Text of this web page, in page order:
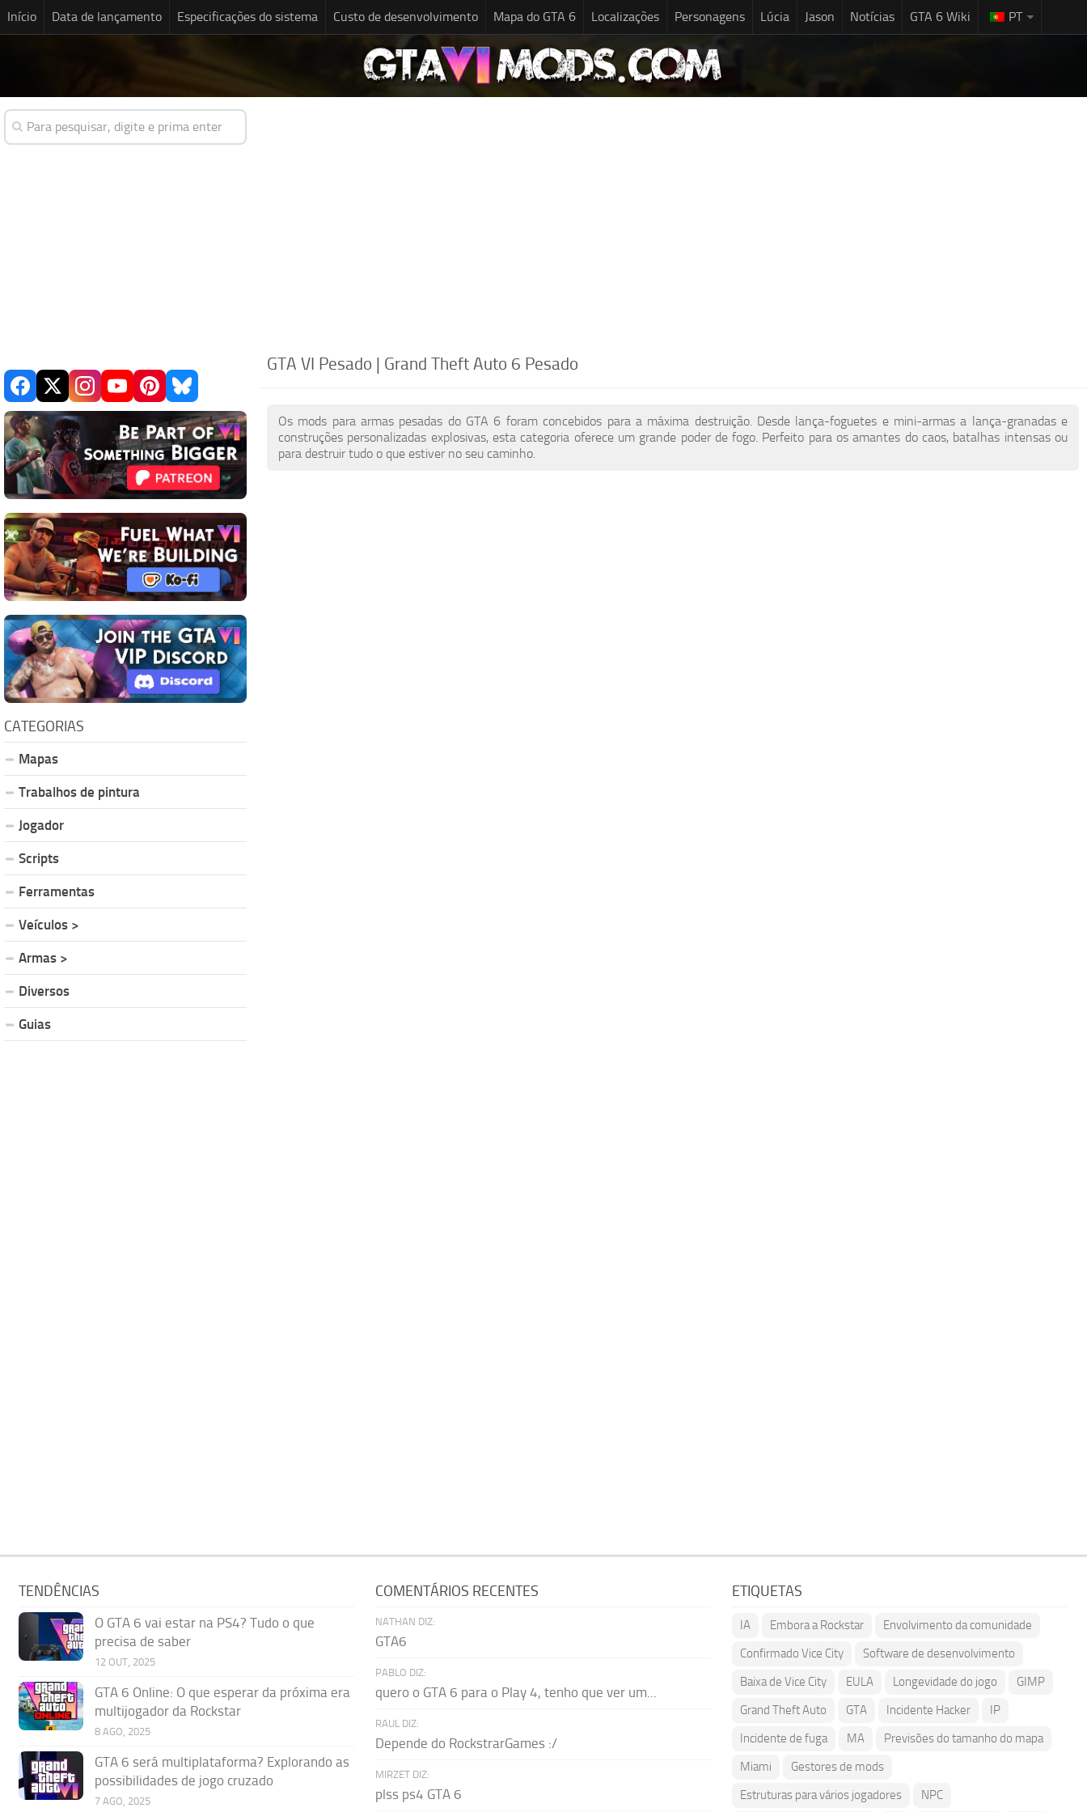
Início Data de lançamento Especificações do sistema Custo de desenvolvimento Mapa do GTA 6 Localizações Personagens Lúcia Jason Notícias GTA 6 Wiki PT
GTA VI Pesado | Grand Theft Auto 6 Pesado
Os mods para armas pesadas do GTA 6 foram concebidos para a máxima destruição. Desde lança-foguetes e mini-armas a lança-granadas e
construções personalizadas explosivas, esta categoria oferece um grande poder de fogo. Perfeito para os amantes do caos, batalhas intensas ou
para destruir tudo o que estiver no seu caminho.
CATEGORIAS
Mapas
Trabalhos de pintura
Jogador
Scripts
Ferramentas
Veículos >
Armas >
Diversos
Guias
TENDÊNCIAS
O GTA 6 vai estar na PS4? Tudo o que
precisa de saber
12 OUT, 2025
GTA 6 Online: O que esperar da próxima era
multijogador da Rockstar
8 AGO, 2025
GTA 6 será multiplataforma? Explorando as
possibilidades de jogo cruzado
7 AGO, 2025
COMENTÁRIOS RECENTES
NATHAN DIZ:
GTA6
PABLO DIZ:
quero o GTA 6 para o Play 4, tenho que ver um...
RAUL DIZ:
Depende do RockstrarGames :/
MIRZET DIZ:
plss ps4 GTA 6
ETIQUETAS
IA Embora a Rockstar
Envolvimento da comunidade
Confirmado Vice City
Software de desenvolvimento
Baixa de Vice City
EULA Longevidade do jogo
GIMP
Grand Theft Auto
GTA Incidente Hacker
IP
Incidente de fuga
MA
Previsões do tamanho do mapa
Miami
Gestores de mods
Estruturas para vários jogadores
NPC